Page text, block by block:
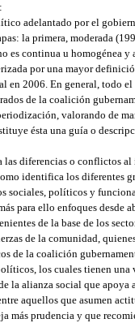
adelantado por el
la primera, moderada
es continua u homogénea
por una mayor
en 2006. En general, todo
de la coalición
valorando de
ésta una guía o
las diferencias o conflictos
identifica los diferentes
sociales, políticos y
para ello enfoques desde
de la base de los
de la comunidad,
de la coalición
los cuales tienen
alianza social que apoya al
aquellos que asumen
más prudencia y que